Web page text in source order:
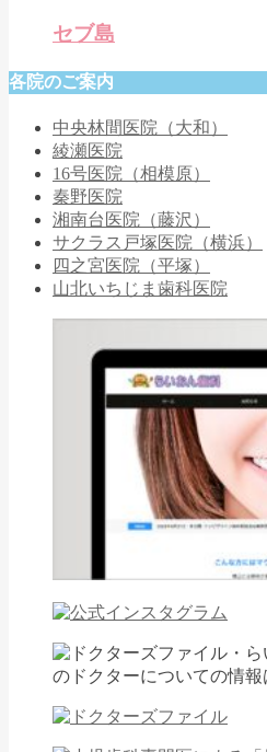
セブ島
各院のご案内
中央林間医院（大和）
綾瀬医院
16号医院（相模原）
秦野医院
湘南台医院（藤沢）
サクラス戸塚医院（横浜）
四之宮医院（平塚）
山北いちじま歯科医院